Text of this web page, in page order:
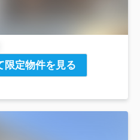
限定物件を見る